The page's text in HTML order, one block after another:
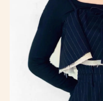
INFORMATION
ABOUT